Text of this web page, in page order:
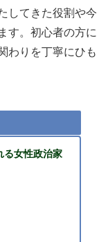
してきた役割や今
す。初心者の方に
わりを丁寧にひも
る女性政治家